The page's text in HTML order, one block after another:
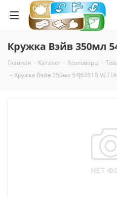
Кружка Вэйв 350мл
Главная - Каталог - Хозтовары -
- Кружка Вэйв 350мл 54J6281В VETTA